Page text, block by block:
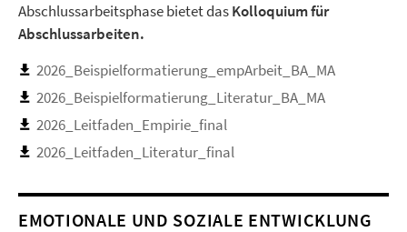
Abschlussarbeitsphase bietet dasKolloquium für
Abschlussarbeiten.
2026_Beispielformatierung_empArbeit_BA_MA
2026_Beispielformatierung_Literatur_BA_MA
2026_Leitfaden_Empirie_final
2026_Leitfaden_Literatur_final
EMOTIONALE UND SOZIALE ENTWICKLUNG